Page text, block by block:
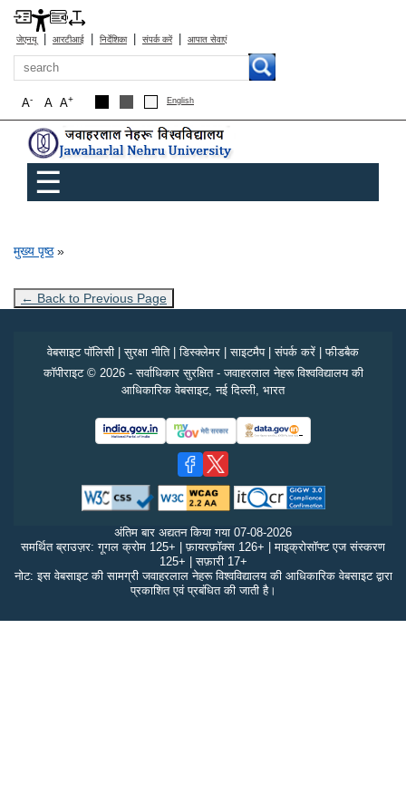
जेएनयू | आरटीआई | निर्देशिका | संपर्क करें | आपात सेवाएं
खोज
A+
A
A- English
Main menu
☰
पग चिन्ह
मुख्य पृष्ठ
← Back to Previous Page
वेबसाइट पॉलिसी |सुरक्षा नीति|डिस्क्लेमर |साइटमैप|संपर्क करें |फीडबैक
कॉपीराइट © 2026 - सर्वाधिकार सुरक्षित - जवाहरलाल नेहरू विश्वविद्यालय की
आधिकारिक वेबसाइट, नई दिल्ली, भारत
अंतिम बार अद्यतन किया गया 07-08-2026
समर्थित ब्राउज़र: गूगल क्रोम 125+ | फ़ायरफ़ॉक्स 126+ | माइक्रोसॉफ्ट एज संस्करण
125+ | सफ़ारी 17+
नोट: इस वेबसाइट की सामग्री जवाहरलाल नेहरू विश्वविद्यालय की आधिकारिक वेबसाइट द्वारा
प्रकाशित एवं प्रबंधित की जाती है।